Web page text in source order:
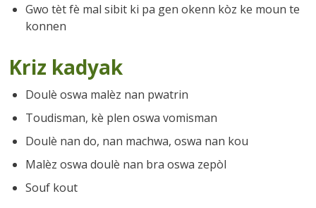
Gwo tèt fè mal sibit ki pa gen okenn kòz ke moun te
konnen
Kriz kadyak
Doulè oswa malèz nan pwatrin
Toudisman, kè plen oswa vomisman
Doulè nan do, nan machwa, oswa nan kou
Malèz oswa doulè nan bra oswa zepòl
Souf kout